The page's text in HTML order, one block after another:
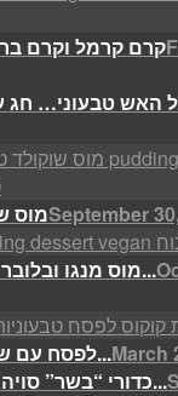
קרם קרמל וקרם
מוסSeptember
מוס מנגו ובלוברי וסורבה מנגו...
לפסח עם שקדים טחונים...March
כדורי “בשר” סויה ברוטב לימוני...